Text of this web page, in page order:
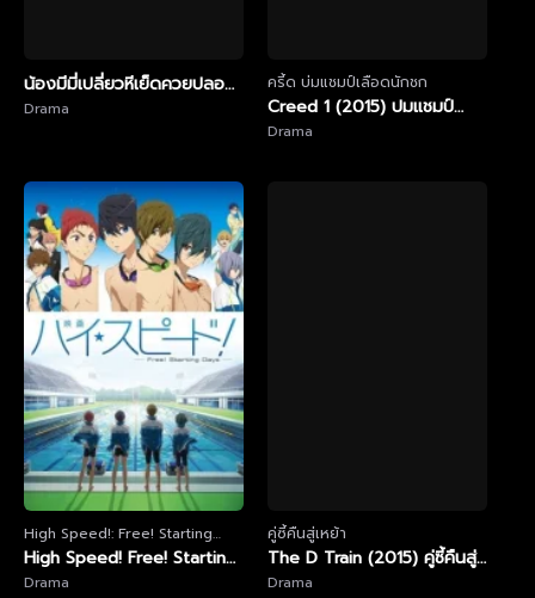
น้องมีมี่เปลี่ยวหีเย็ดควยปลอม
คนเดียวฟินๆ
เดี่ยวเอาดิลโด้แปะผนังแล้วยืน
เย็ดเสียวๆ Onlyfans ลีลาดูด
ควยปลอมยั่วๆ ยืนกดหีมิดดุ้น
อย่างเด็ด ยกขาอ้าหีโยกควย
ปลอมครางเสียว จัดคนเดียว
ยังเสียวขนาดนี้แจ่มสุดๆ
Drama
ครี้ด บ่มแชมป์เลือดนักชก
Creed 1 (2015) ปมแชมป์
เลือดนักชก 1
Drama
High Speed!: Free! Starting
Days
High Speed! Free! Starting
Days (2015)
Drama
คู่ซี้คืนสู่เหย้า
The D Train (2015) คู่ซี้คืนสู่
เหย้า
Drama